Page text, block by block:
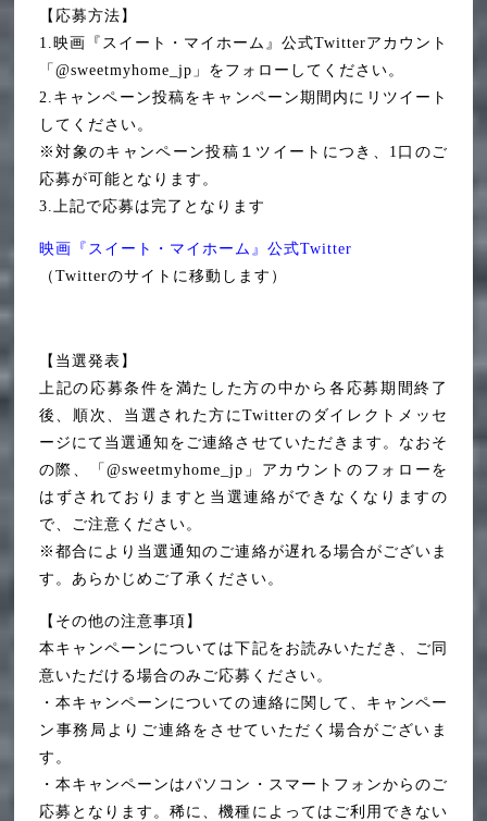
【応募方法】
1.映画『スイート・マイホーム』公式Twitterアカウント
「@sweetmyhome_jp」をフォローしてください。
2.キャンペーン投稿をキャンペーン期間内にリツイート
してください。
※対象のキャンペーン投稿１ツイートにつき、1口のご
応募が可能となります。
3.上記で応募は完了となります
映画『スイート・マイホーム』公式Twitter
（Twitterのサイトに移動します）
【当選発表】
上記の応募条件を満たした方の中から各応募期間終了
後、順次、当選された方にTwitterのダイレクトメッセ
ージにて当選通知をご連絡させていただきます。なおそ
の際、「@sweetmyhome_jp」アカウントのフォローを
はずされておりますと当選連絡ができなくなりますの
で、ご注意ください。
※都合により当選通知のご連絡が遅れる場合がございま
す。あらかじめご了承ください。
【その他の注意事項】
本キャンペーンについては下記をお読みいただき、ご同
意いただける場合のみご応募ください。
・本キャンペーンについての連絡に関して、キャンペー
ン事務局よりご連絡をさせていただく場合がございま
す。
・本キャンペーンはパソコン・スマートフォンからのご
応募となります。稀に、機種によってはご利用できない